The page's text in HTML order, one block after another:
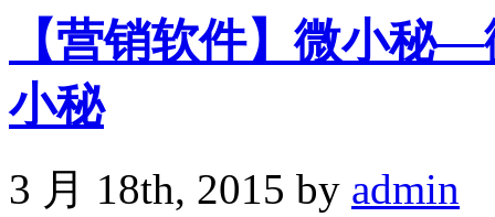
【营销软件】微小秘
小秘
3 月 18th, 2015 by admin